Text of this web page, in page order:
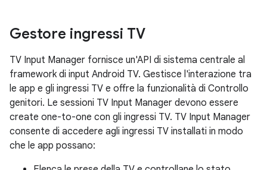
Gestore ingressi TV
TV Input Manager fornisce un'API di sistema centrale al
framework di input Android TV. Gestisce l'interazione tra
le app e gli ingressi TV e offre la funzionalità di Controllo
genitori. Le sessioni TV Input Manager devono essere
create one-to-one con gli ingressi TV. TV Input Manager
consente di accedere agli ingressi TV installati in modo
che le app possano: